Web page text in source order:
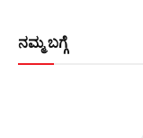
ನಮ್ಮ ಬಗ್ಗೆ